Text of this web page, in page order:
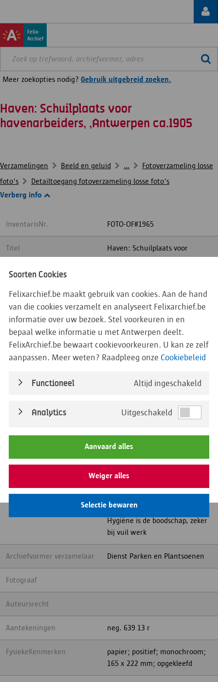
Felix-
Archief
Meer zoekopties nodig? Gebruik uitgebreid zoeken.
Haven: Schuilplaats voor
havenarbeiders, ,Antwerpen ca.1905
Verzamelingen Beeld en geluid ...
Fotoverzameling losse
foto's
Detailtoegang fotoverzameling losse foto's
Verberg info
InventarisNr. FOTO-OF#1965
Titel
Haven: Schuilplaats voor
havenarbeiders, , Antwerpen
Begindatum 01/01/1900
Einddatum 31/12/1905
DatumDetail
Beleidsdomein
Inhoud
In de schuilplaats voor
havenarbeiders, in de
volksmond "De donkere hoek"
aan de Londenstraat konden de
warmen maar ook een stortbad
nemen en naar het toilet gaan.
Hygiëne is de boodschap, zeker
bij vuil werk
Archiefvormer verzamelaar Dienst Parken en Plantsoenen
Fotograaf
Auteursrecht
Aantekeningen neg. 639 13 r
FysiekeKenmerken
papier; positief; monochroom;
165 x 222 mm; opgekleefd
Soorten Cookies
Felixarchief.be maakt gebruik van cookies. Aan de hand
van die cookies verzamelt en analyseert Felixarchief.be
informatie over uw bezoek. Stel voorkeuren in en
bepaal welke informatie u met Antwerpen deelt.
FelixArchief.be bewaart cookievoorkeuren. U kan ze zelf
aanpassen. Meer weten? Raadpleeg onze Cookiebeleid
Functioneel Altijd ingeschakeld
Analytics Uitgeschakeld
Aanvaard alles
Weiger alles
Selectie bewaren